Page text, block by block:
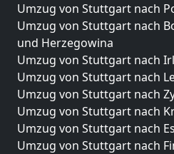
Umzug von Stuttgart nach
Umzug von Stuttgart nach
und Herzegowina
Umzug von Stuttgart nach
Umzug von Stuttgart nach
Umzug von Stuttgart nach
Umzug von Stuttgart nach
Umzug von Stuttgart nach
Umzug von Stuttgart nach